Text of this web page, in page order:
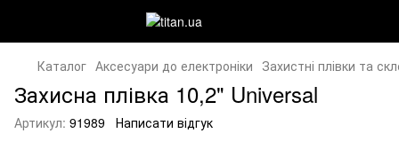
Каталог Аксесуари до електроніки Захистні плівки та
Захисна плівка 10,2" Universal
Артикул: 91989 Написати відгук